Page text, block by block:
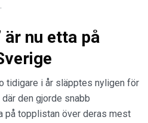
är nu etta på
tidigare i år släpptes nyligen för
den gjorde snabb
på topplistan över deras mest